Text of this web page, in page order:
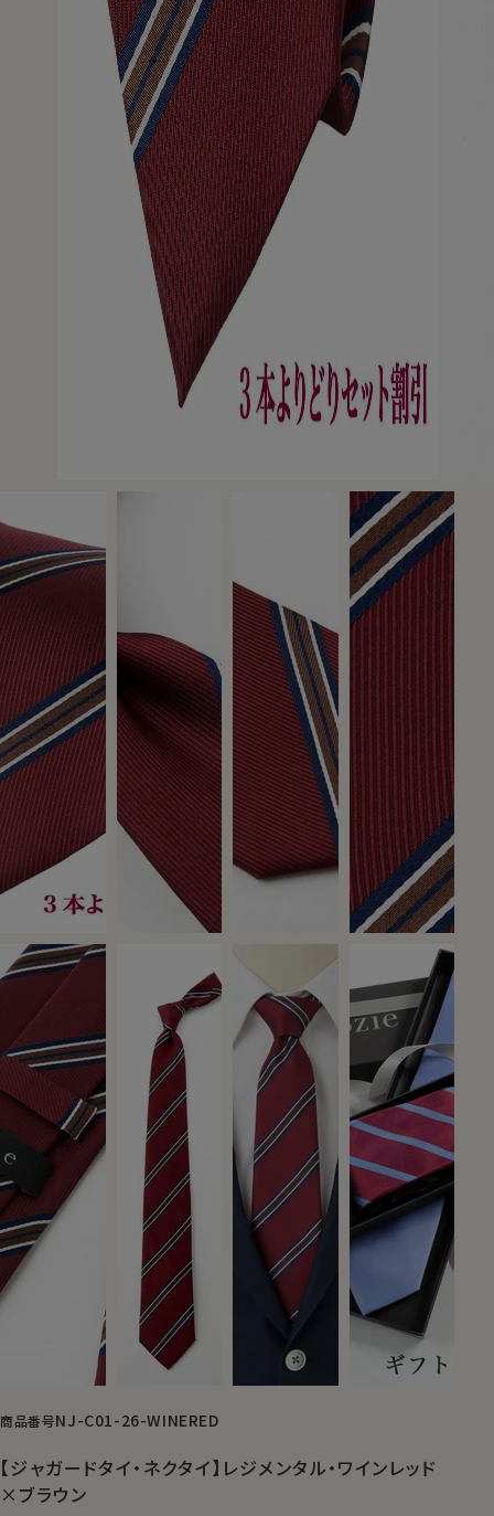
商品番号NJ-C01-26-WINERED
【ジャガードタイ・ネクタイ】レジメンタル・ワインレッド
×ブラウン